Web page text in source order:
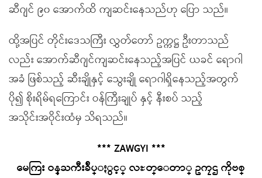
ဆီဂျင် ၉၀ အောက်ထိ ကျဆင်းနေသည်ဟု ပြော သည်။
ထို့အပြင် တိုင်းဒေသကြီး လွှတ်တော် ဥက္ကဋ္ဌ ဦးတာသည်
လည်း အောက်ဆီဂျင်ကျဆင်းနေသည့်အပြင် ယခင် ရောဂါ
အခံ ဖြစ်သည့် ဆီးချိုနှင့် သွေးချို ရောဂါရှိနေသည့်အတွက်
ပို၍ စိုးရိမ်ရကြောင်း ဝန်ကြီးချုပ် နှင့် နီးစပ် သည့်
အသိုင်းအဝိုင်းထံမှ သိရသည်။
*** ZAWGYI ***
မေကြး ဝန္ႀကီးခ်ဳပ္ႏွင့္ လႊတ္ေတာ္ ဥကၠဌ ကိုဗစ္